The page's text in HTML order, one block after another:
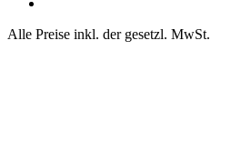
Alle Preise inkl. der gesetzl. MwSt.